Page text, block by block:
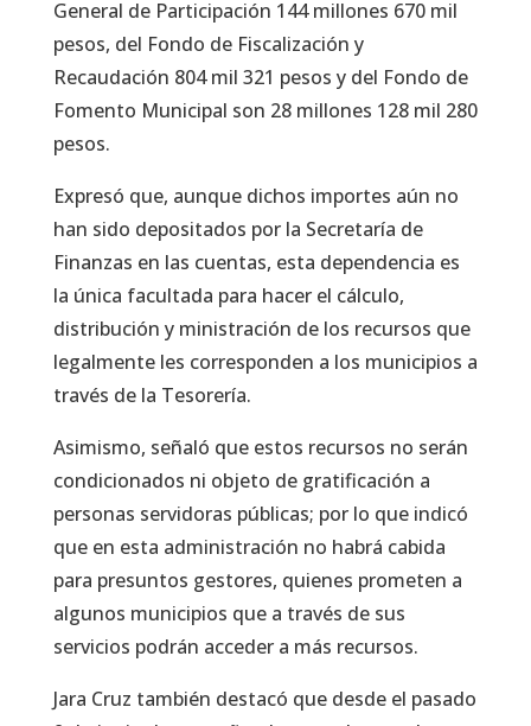
General de Participación 144 millones 670 mil
pesos, del Fondo de Fiscalización y
Recaudación 804 mil 321 pesos y del Fondo de
Fomento Municipal son 28 millones 128 mil 280
pesos.
Expresó que, aunque dichos importes aún no
han sido depositados por la Secretaría de
Finanzas en las cuentas, esta dependencia es
la única facultada para hacer el cálculo,
distribución y ministración de los recursos que
legalmente les corresponden a los municipios a
través de la Tesorería.
Asimismo, señaló que estos recursos no serán
condicionados ni objeto de gratificación a
personas servidoras públicas; por lo que indicó
que en esta administración no habrá cabida
para presuntos gestores, quienes prometen a
algunos municipios que a través de sus
servicios podrán acceder a más recursos.
Jara Cruz también destacó que desde el pasado